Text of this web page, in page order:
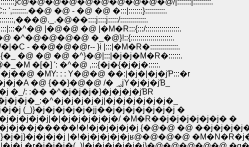
|:::::::|:::::::::.
�@ - �@ �@ �:::|:::::::}::::::::::.
:::::::::::::.
|�@�@ �@ |�M�R:::{:::/:::::::::::::::::.
�^�@�@�@�@ �_�@}!::{:::::::::::::::::::::.
- ��@�@�@r-- }i |:::|�M�R�::::::::::::::.
�@ �@ �@ �^}�@|:::|�j�j�M�R�::::::.
�[�] ': �^�@ ,:::{�j�{�j�j�:::::.
�MY: : : Y�@�@ ��:|�j�|�j�jƤ:::�r
�@�@�@�@ |::::::|�j�j��T�j�j�A �@ {��}�@�@ /� ؃jY�j�j�jƁ_
�_/: :�� �^�j�j�j�}�j�j�j�jƁR
(_)}�j�j�j�j�j�jj��j�j�j�j�j�j�j �
�M�R��j�j�j�j�j�j� �
{�@�@ �@
|�!�j�j�j�j�jʁ@�@�@�@